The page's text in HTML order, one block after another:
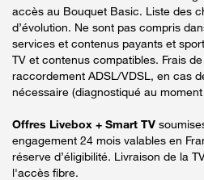
accès au Bouquet Basic. Liste des
d’évolution. Ne sont pas compris
services et contenus payants et
TV et contenus compatibles. Frais
raccordement ADSL/VDSL, en cas
nécessaire (diagnostiqué au
Offres Livebox + Smart TV
engagement 24 mois valables en
réserve d’éligibilité. Livraison de la
l'accès fibre.